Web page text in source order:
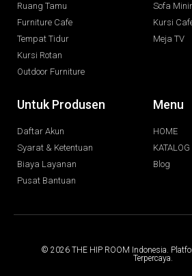
Ruang Tamu
Furniture Cafe
Tempat Tidur
Kursi Rotan
Outdoor Furniture
Sofa
Kursi
Meja TV
Untuk Produsen
Daftar Akun
Syarat & Ketentuan
Biaya Layanan
Pusat Bantuan
Menu
HOME
Blog
© 2026 THE HIP ROOM Indonesia.
Terpercaya.